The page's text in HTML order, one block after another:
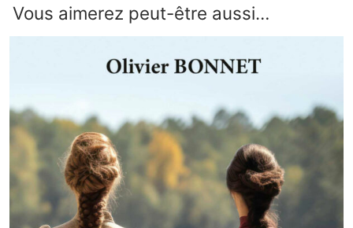
Vous aimerez peut-être aussi…